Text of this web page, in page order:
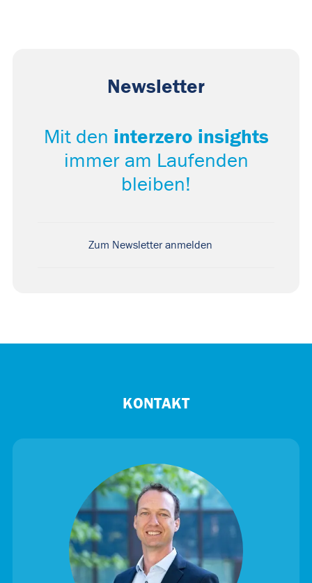
Newsletter
Mit den interzero insights
immer am Laufenden
bleiben!
Zum Newsletter anmelden
KONTAKT